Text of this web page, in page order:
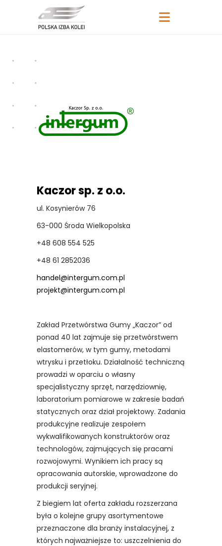
Kaczor sp. z o.o.
ul. Kosynierów 76
63-000 Środa Wielkopolska
+48 608 554 525
+48 61 2852036
handel@intergum.com.pl
projekt@intergum.com.pl
Zakład Przetwórstwa Gumy „Kaczor” od
ponad 40 lat zajmuje się przetwórstwem
elastomerów, w tym gumy, metodami
wtrysku i przetłoku. Działalność techniczną
prowadzi w oparciu o własny
specjalistyczny sprzęt, narzędziownię,
laboratorium pomiarowe w zakresie badań
statycznych oraz dział projektowy. Zadania
produkcyjne realizuje zespołem
wykwalifikowanych konstruktorów oraz
technologów, zajmujących się pracami
rozwojowymi. Wynikiem ich pracy są
opracowania autorskie, wprowadzone do
produkcji seryjnej.
Z biegiem lat oferta zakładu rozszerzana
była o kolejne grupy asortymentowe
przeznaczone dla branży instalacyjnej, z
których najważniejsze to: uszczelnienia do